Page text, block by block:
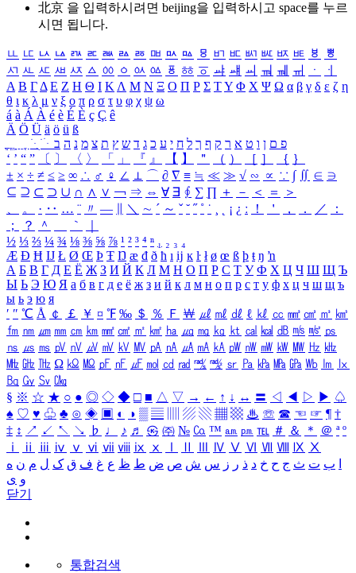
北京 을 입력하시려면 beijing을 입력하시고 space를 누르
시면 됩니다.
ㅥ ㅦ ㅧ ㅨ ㅩ ㅪ ㅫ ㅬ ㅭ ㅮ ㅯ ㅰ ㅱ ㅲ ㅳ ㅴ ㅵ ㅶ ㅷ ㅸ
ㅹ
ㅺ ㅻ ㅼ ㅽ ㅾ ㅿ ㆀ ㆁ ㆂ ㆃ ㆄ ㆅ ㆆ ㆇ ㆈ ㆉ ㆊ ㆋ ㆌ ㆍ
ㆎ
Α Β ΓΔ Ε Ζ Η Θ Ι ΚΛ Μ Ν Ξ Ο Π Ρ Σ ΤΥ Φ Χ Ψ Ω α β γ δ ε ζ η
θ ι κ λ μ ν ξ ο π ρ σ τ υ φ χ ψ ω
á à Á À é è É È ç Ç ê
Ä Ö Ü ä ö ü ß
ִֶֹ ֻּ ׁׂ פ ם ן ו ט א ר ק ף ך ל ח י ע כ ג ד ש ץ ת צ מ נ ה ב
‘ ’ “ ” 〔 〕 〈 〉 「 」 『 』 【 】 ＂ （ ） ［ ］ ｛ ｝
± × ÷ ≠ ≤ ≥ ∞ ∴ ♂ ♀ ∠ ⊥ ⌒ ∂ ∇ ≡ ≒ ≪ ≫ √ ∽ ∝ ∵ ∫ ∬ ∈ ∋
⊆ ⊇ ⊂ ⊃ ∪ ∩ ∧ ∨ ￢ ⇒ ⇔ ∀ ∃ ∮ ∑ ∏ ＋ － ＜ ＝
＞
、
。 · ‥ … ¨ 〃 ― ＼ ∼ ´ ～ ˇ ˘ ˝ ˚ ˙ ¸ ¡ ¿ ː ！ ＇ ， ． ／
：
；
？ ＾ ｀
½ ⅓ ⅔ ¼ ¾ ⅛ ⅜ ⅝ ⅞ ¹ ² ³ ⁴ ⁿ ₁ ₂ ₃ ₄
Æ Ð Ħ Ĳ Ł Ø Œ Þ Ŧ Ŋ æ đ ð ħ ı ĳ ĸ ŀ ł ø œ ß þ ŧ ŋ ŉ
А Б В Г Д Е Ё Ж З И Й К Л М Н О П Р С Т У Ф Х Ц Ч Ш Щ Ъ
Ы Ь Э Ю Я а б в г д е ё ж з и й к л м н о п р с т у ф х ц ч ш щ ъ
ы ь э ю я
′ ″ ℃ Å ￠ ￡ ￥ ¤ ℉ ‰ ＄ ％ Ｆ ￦ ㎕ ㎖ ㎗ ℓ ㎘ ㏄ ㎣ ㎤ ㎥ ㎦
㎙ ㎚ ㎛ ㎜ ㎝ ㎞ ㎟ ㎠ ㎡ ㎢ ㏊ ㎍ ㎎ ㎏ ㏏ ㎈ ㎉ ㏈ ㎧ ㎨ ㎰
㎱ ㎲ ㎳ ㎴ ㎵ ㎶ ㎷ ㎸ ㎹ ㎀ ㎁ ㎂ ㎃ ㎄ ㎺ ㎻ ㎽ ㎾ ㎿ ㎐ ㎑
㎒ ㎓ ㎔ Ω ㏀ ㏁ ㎊ ㎋ ㎌ ㏖ ㏅ ㎭ ㎮ ㎯ ㏛ ㎩ ㎪ ㎫ ㎬ ㏝ ㏐
㏓
㏃ ㏉ ㏜ ㏆
§ ※ ☆ ★ ○ ● ◎ ◇ ◆ □ ■ △ ▽ → ← ↑ ↓ ↔ 〓 ◁ ◀ ▷ ▶ ♤
♠ ♡ ♥ ♧ ♣ ⊙ ◈ ▣ ◐ ◑ ▒ ▤ ▨ ▧ ▦ ▩ ♨ ☏ ☎ ☜ ☞ ¶ †
‡ ↕ ↗ ↙ ↖ ↘ ♭ ♩ ♪ ♬ ㉿ ㈜ № ㏇ ™ ㏂ ㏘ ℡ ＃ ＆ ＊ ＠ ª º
ⅰ
ⅱ ⅲ ⅳ ⅴ ⅵ ⅶ ⅷ ⅸ ⅹ Ⅳ Ⅴ Ⅵ Ⅶ Ⅷ Ⅸ Ⅹ
ب ت ث ج ح خ د ذ ر ز س ش ص ض ط ظ ع غ ف ق ک ل م ن ه
و ی
닫기
통합검색